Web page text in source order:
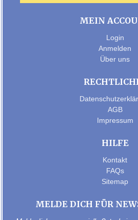
MEIN
Login
Anmelden
Über uns
AGB
Impressum
HILFE
Kontakt
FAQs
Sitemap
MELDE DICH FÜR